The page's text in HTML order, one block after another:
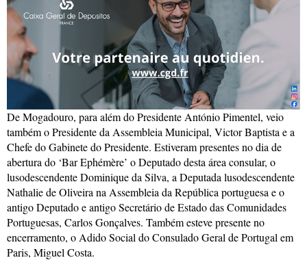
De Mogadouro, para além do Presidente António Pimentel, veio
também o Presidente da Assembleia Municipal, Victor Baptista e a
Chefe do Gabinete do Presidente. Estiveram presentes no dia de
abertura do ‘Bar Ephémère’ o Deputado desta área consular, o
lusodescendente Dominique da Silva, a Deputada lusodescendente
Nathalie de Oliveira na Assembleia da República portuguesa e o
antigo Deputado e antigo Secretário de Estado das Comunidades
Portuguesas, Carlos Gonçalves. Também esteve presente no
encerramento, o Adido Social do Consulado Geral de Portugal em
Paris, Miguel Costa.